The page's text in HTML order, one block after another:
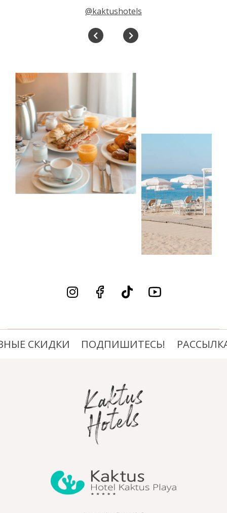
@kaktushotels
СКИДКИ ПОДПИШИТЕСЬ! РАССЫЛКА,